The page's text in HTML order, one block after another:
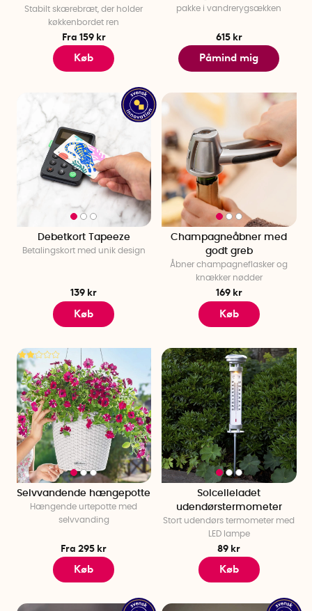
Stabilt skærebræt, der holder
køkkenbordet ren
Fra 159 kr
Køb
pakke i vandrerygsækken
615 kr
Påmind mig
Debetkort Tapeeze
Betalingskort med unik design
139 kr
Køb
Champagneåbner med
godt greb
Åbner champagneflasker og
knækker nødder
169 kr
Køb
Selvvandende hængepotte
Hængende urtepotte med
selvvanding
Fra 295 kr
Køb
Solcelleladet
udendørstermometer
Stort udendørs termometer med
LED lampe
89 kr
Køb